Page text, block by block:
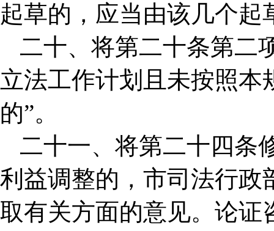
起草的，应当由该几个起
二十、将第二十条第二
立法工作计划且未按照
的”。
二十一、将第二十四条
利益调整的，市司法行政
取有关方面的意见。论证